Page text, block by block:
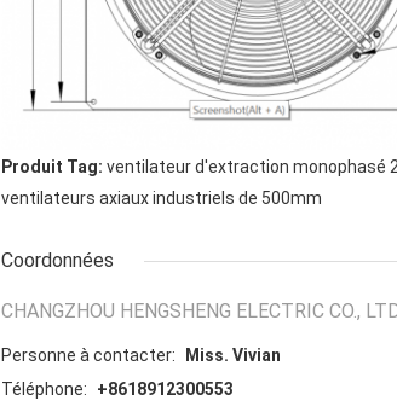
Produit Tag: ventilateur d'extraction monophasé
ventilateurs axiaux industriels de 500mm
Coordonnées
CHANGZHOU HENGSHENG ELECTRIC CO.,
Personne à contacter:
Miss. Vivian
Téléphone:
+8618912300553